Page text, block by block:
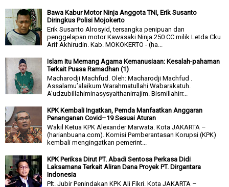
Bawa Kabur Motor Ninja Anggota TNI, Erik Susanto
Diringkus Polisi Mojokerto
Erik Susanto Alrosyid, tersangka penipuan dan
penggelapan motor Kawasaki Ninja 250 CC milik Letda Cku
Arif Akhirudin. Kab. MOKOKERTO - (ha...
Islam Itu Memang Agama Kemanusiaan: Kesalah-pahaman
Terkait Puasa Ramadhan (1)
Macharodji Machfud. Oleh: Macharodji Machfud .
Assalamu’alaikum Warahmatullahi Wabarakatuh.
A’udzubillahiminasysyaithanirrajim. Bismillahirr...
KPK Kembali Ingatkan, Pemda Manfaatkan Anggaran
Penanganan Covid–19 Sesuai Aturan
Wakil Ketua KPK Alexander Marwata. Kota JAKARTA –
(harianbuana.com). Komisi Pemberantasan Korupsi (KPK)
kembali mengingatkan pemerint...
KPK Periksa Dirut PT. Abadi Sentosa Perkasa Didi
Laksamana Terkait Aliran Dana Proyek PT. Dirgantara
Indonesia
Plt. Jubir Penindakan KPK Ali Fikri. Kota JAKARTA –